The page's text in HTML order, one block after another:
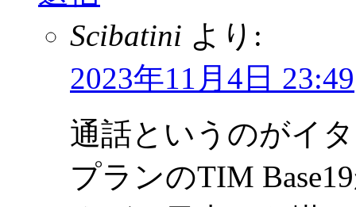
Scibatini より:
2023年11月4日 23:49
通話というのがイ
プランのTIM